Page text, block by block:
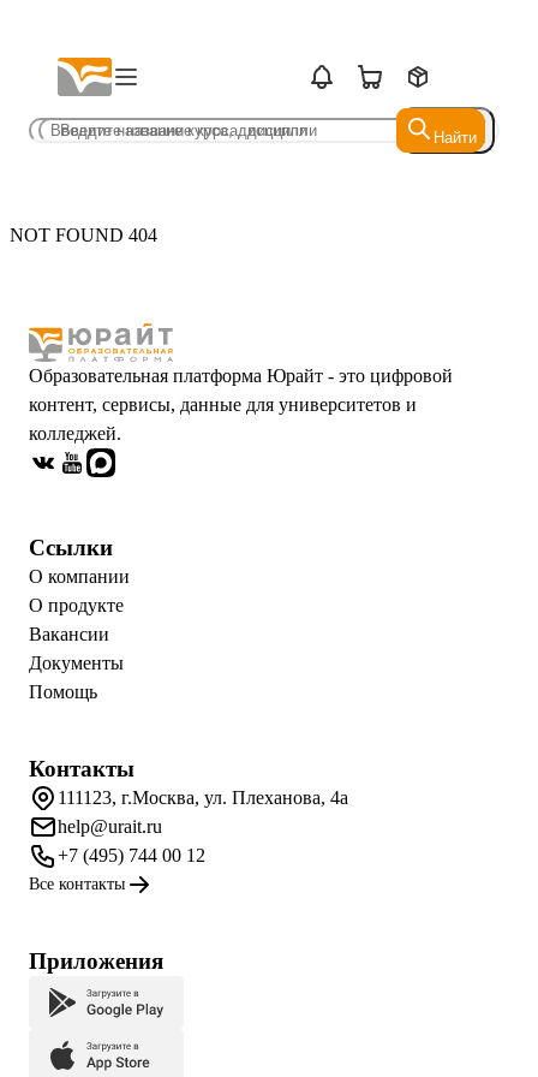
Найти
Найти
NOT FOUND 404
Образовательная платформа Юрайт - это цифровой
контент, сервисы, данные для университетов и
колледжей.
Ссылки
О компании
О продукте
Вакансии
Документы
Помощь
Контакты
111123, г.Москва, ул. Плеханова, 4а
help@urait.ru
+7 (495) 744 00 12
Все контакты
Приложения